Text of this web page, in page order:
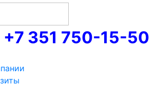
+7 351 750-15-50